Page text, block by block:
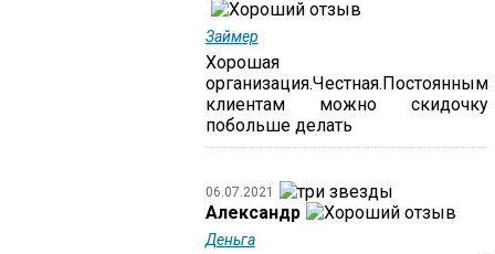
Займер
Хорошая
организация.Честная.Постоянным
клиентам можно скидочку
побольше делать
06.07.2021
Александр
Деньга